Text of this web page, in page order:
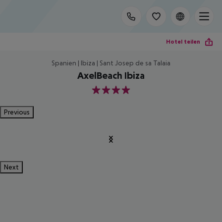
Hotel teilen
Spanien | Ibiza | Sant Josep de sa Talaia
AxelBeach Ibiza
4
Previous
Next